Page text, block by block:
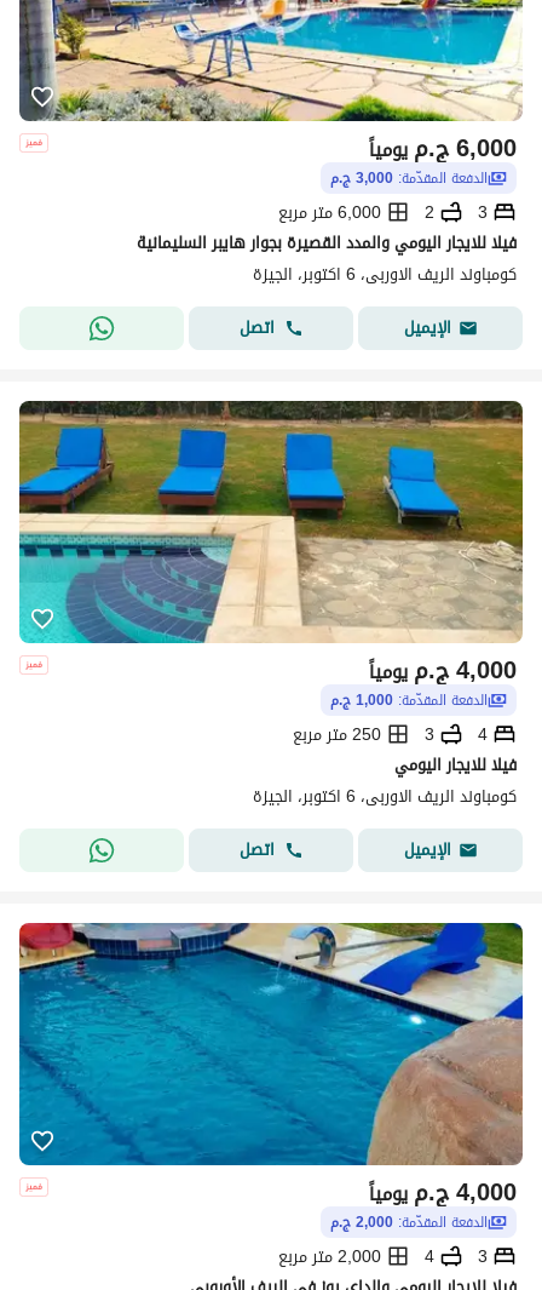
ج.م6,000 يومياً
الدفعة المقدّمة: 3,000 ج.م
3
2
6,000 متر مربع
فيلا للايجار اليومي والمدد القصيرة بجوار هايبر السليمانية
كومباوند الريف الاوربى، 6 اكتوبر، الجيزة
الإيميل
اتصل
ج.م4,000 يومياً
الدفعة المقدّمة: 1,000 ج.م
4
3
250 متر مربع
فيلا للايجار اليومي
كومباوند الريف الاوربى، 6 اكتوبر، الجيزة
الإيميل
اتصل
ج.م4,000 يومياً
الدفعة المقدّمة: 2,000 ج.م
3
4
2,000 متر مربع